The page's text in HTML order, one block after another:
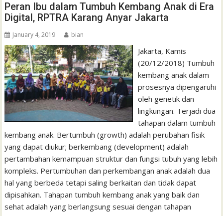
Peran Ibu dalam Tumbuh Kembang Anak di Era
Digital, RPTRA Karang Anyar Jakarta
January 4, 2019 bian
Jakarta, Kamis
(20/12/2018) Tumbuh
kembang anak dalam
prosesnya dipengaruhi
oleh genetik dan
lingkungan. Terjadi dua
tahapan dalam tumbuh
kembang anak. Bertumbuh (growth) adalah perubahan fisik
yang dapat diukur; berkembang (development) adalah
pertambahan kemampuan struktur dan fungsi tubuh yang lebih
kompleks. Pertumbuhan dan perkembangan anak adalah dua
hal yang berbeda tetapi saling berkaitan dan tidak dapat
dipisahkan. Tahapan tumbuh kembang anak yang baik dan
sehat adalah yang berlangsung sesuai dengan tahapan